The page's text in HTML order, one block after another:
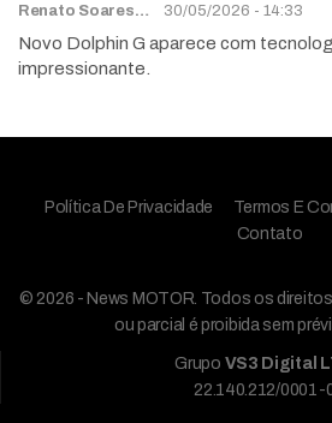
Renato Soares 30/05/2026 - 14:33
Novo Dolphin G aparece com
impressionante.
Política De Privacidade Termos E
Contato
© 2026 - News MOTOR. Todos os
ou parcial é proibida sem
Grupo VS3 Digital
22.140.212/0001-